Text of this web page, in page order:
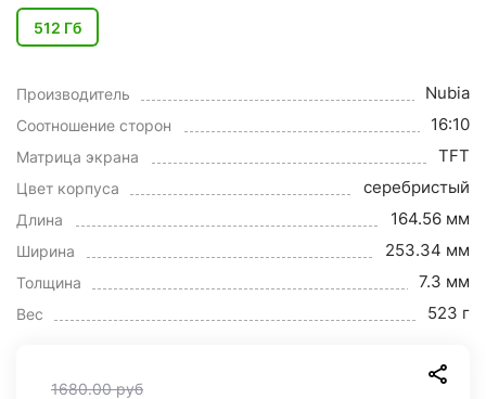
512 Гб
Производитель Nubia
Соотношение сторон 16:10
Матрица экрана TFT
Цвет корпуса серебристый
Длина 164.56 мм
Ширина 253.34 мм
Толщина 7.3 мм
Вес 523 г
1680.00руб